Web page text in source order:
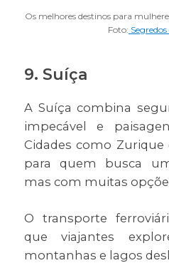
Os melhores destinos para
Foto:
9. Suíça
A Suíça combina
impecável e
Cidades como Zurique
para quem busca
mas com muitas
O transporte
que viajantes
montanhas e lagos